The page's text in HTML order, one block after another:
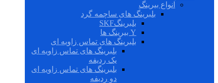
انواع بیرینگ
بلبرینگ های ساچمه گرد
بلبرینگSKF
Y بیرینگ ها
بلبرینگ های تماس زاویه ای
بلبرینگ های تماس زاویه ای
یک ردیفه
بلبرینگ های تماس زاویه ای
دو ردیفه